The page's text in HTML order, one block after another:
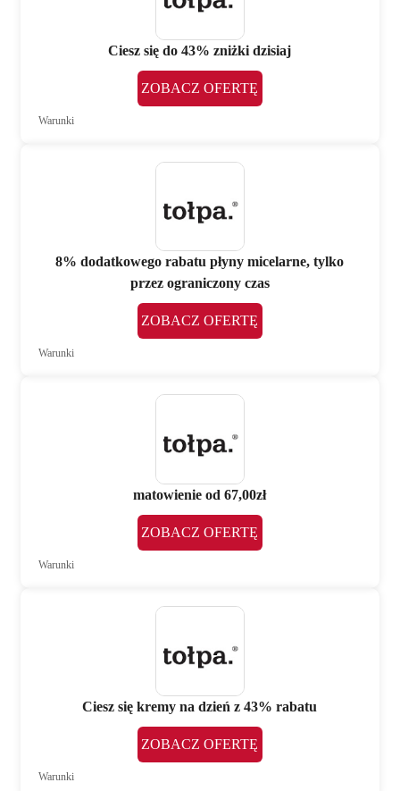
Ciesz się do 43% zniżki dzisiaj
ZOBACZ OFERTĘ
Warunki
8% dodatkowego rabatu płyny micelarne, tylko
przez ograniczony czas
ZOBACZ OFERTĘ
Warunki
matowienie od 67,00zł
ZOBACZ OFERTĘ
Warunki
Ciesz się kremy na dzień z 43% rabatu
ZOBACZ OFERTĘ
Warunki